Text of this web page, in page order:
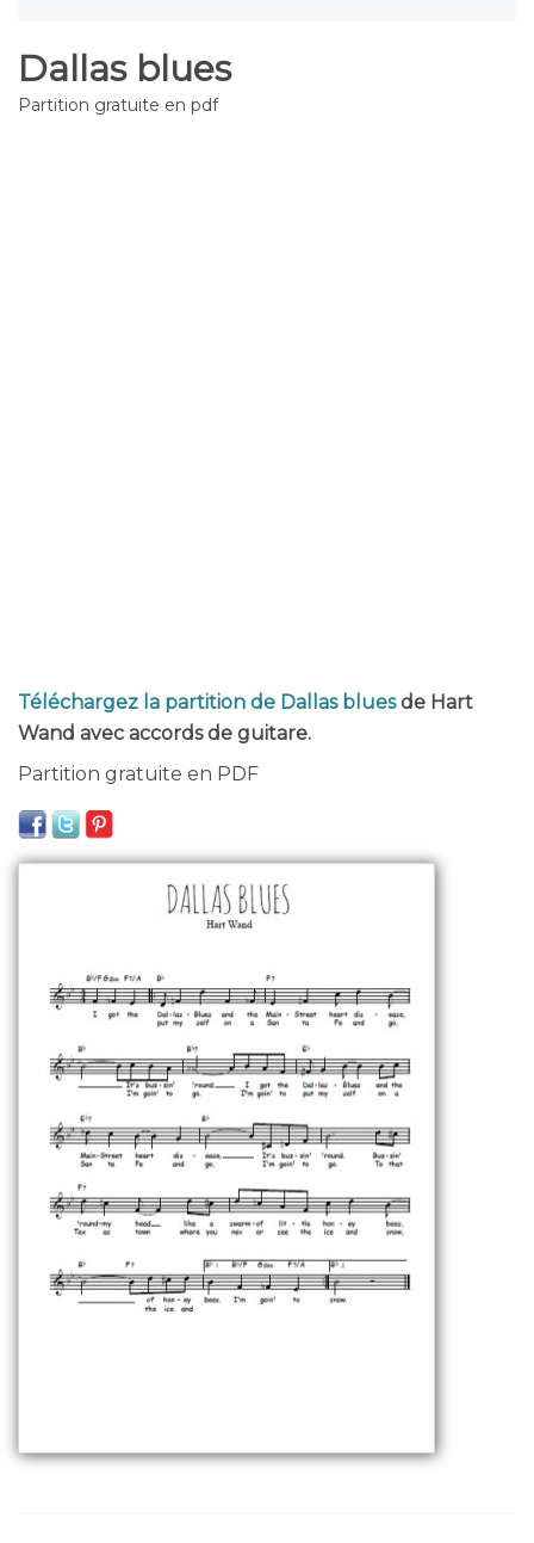
Dallas blues
Partition gratuite en pdf
Téléchargez la partition de Dallas bluesde Hart
Wand avec accords de guitare.
Partition gratuite en PDF